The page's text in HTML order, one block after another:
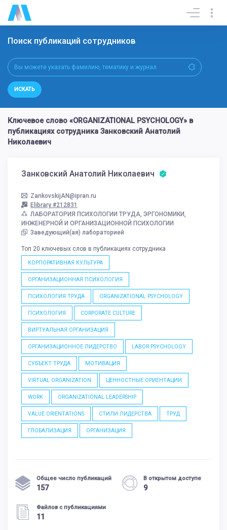
Поиск публикаций сотрудников
ИСКАТЬ
Ключевое слово «ORGANIZATIONAL PSYCHOLOGY» в
публикациях сотрудника Занковский Анатолий
Николаевич
Занковский Анатолий Николаевич
ZankovskijAN@ipran.ru
Elibrary #212831
ЛАБОРАТОРИЯ ПСИХОЛОГИИ ТРУДА, ЭРГОНОМИКИ,
ИНЖЕНЕРНОЙ И ОРГАНИЗАЦИОННОЙ ПСИХОЛОГИИ
Заведующий(ая) лабораторией
Топ 20 ключевых слов в публикациях сотрудника
КОРПОРАТИВНАЯ КУЛЬТУРА
ОРГАНИЗАЦИОННАЯ ПСИХОЛОГИЯ
ПСИХОЛОГИЯ ТРУДА ORGANIZATIONAL PSYCHOLOGY
ПСИХОЛОГИЯ CORPORATE CULTURE
ВИРТУАЛЬНАЯ ОРГАНИЗАЦИЯ
ОРГАНИЗАЦИОННОЕ ЛИДЕРСТВО LABOR PSYCHOLOGY
СУБЪЕКТ ТРУДА МОТИВАЦИЯ
VIRTUAL ORGANIZATION ЦЕННОСТНЫЕ ОРИЕНТАЦИИ
WORK ORGANIZATIONAL LEADERSHIP
VALUE ORIENTATIONS СТИЛИ ЛИДЕРСТВА ТРУД
ГЛОБАЛИЗАЦИЯ ОРГАНИЗАЦИЯ
Общее число публикаций
157
В открытом доступе
9
Файлов с публикациями
11